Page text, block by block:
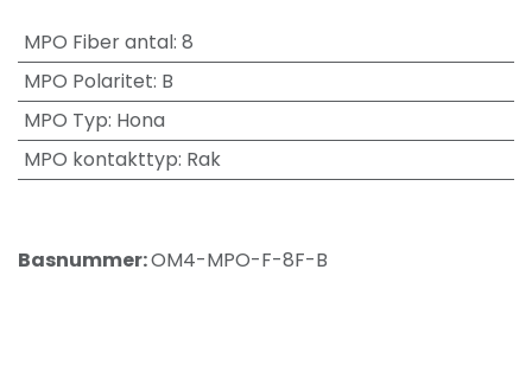
MPO Fiber antal: 8
MPO Polaritet: B
MPO Typ: Hona
MPO kontakttyp: Rak
Basnummer:OM4-MPO-F-8F-B